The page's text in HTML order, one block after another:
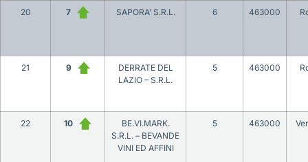
20 7 SAPORA’ S.R.L. 6 463000
21 9
DERRATE DEL
LAZIO – S.R.L.
5 463000
22 10
BE.VI.MARK.
S.R.L. – BEVANDE
VINI ED AFFINI
5 463000